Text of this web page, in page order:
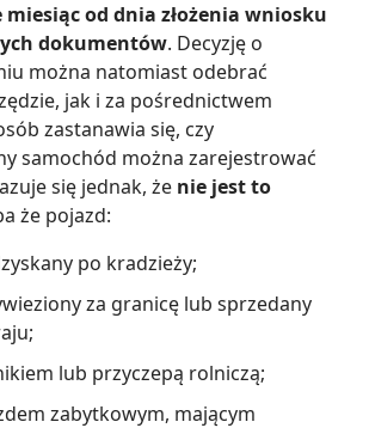
od dnia złożenia wniosku
dokumentów. Decyzję o
można natomiast odebrać
jak i za pośrednictwem
zastanawia się, czy
samochód można zarejestrować
się jednak, że nie jest to
że pojazd:
po kradzieży;
za granicę lub sprzedany
lub przyczepą rolniczą;
zabytkowym, mającym